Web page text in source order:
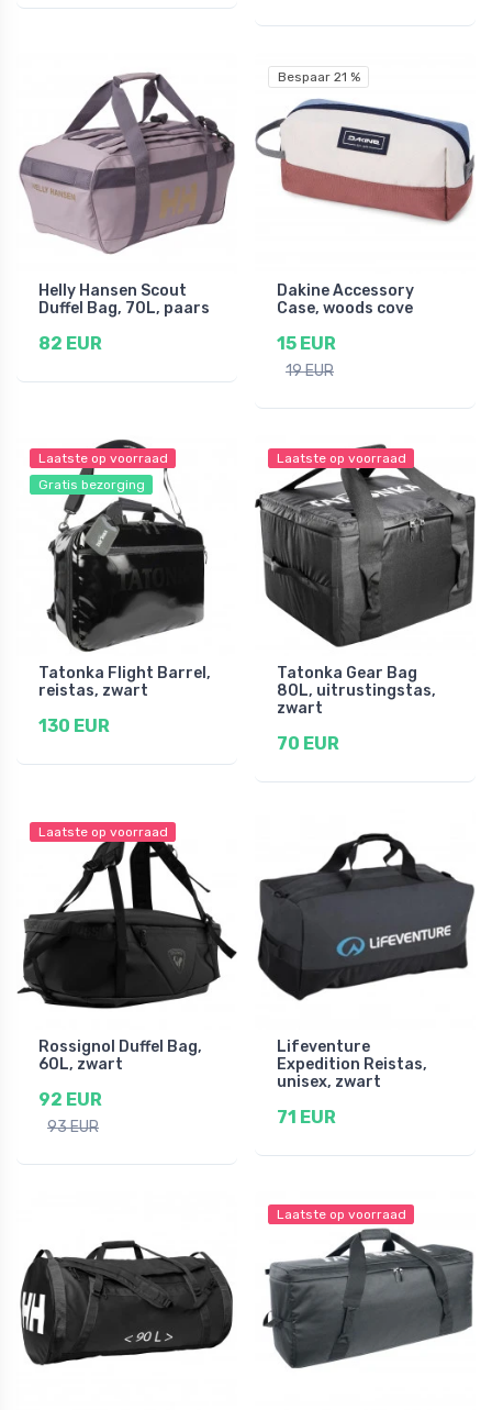
Helly Hansen Scout
Duffel Bag, 70L, paars
82 EUR
Bespaar 21 %
Dakine Accessory
Case, woods cove
15 EUR
19 EUR
Laatste op voorraad
Gratis bezorging
Tatonka Flight Barrel,
reistas, zwart
130 EUR
Laatste op voorraad
Tatonka Gear Bag
80L, uitrustingstas,
zwart
70 EUR
Laatste op voorraad
Rossignol Duffel Bag,
60L, zwart
92 EUR
93 EUR
Lifeventure
Expedition Reistas,
unisex, zwart
71 EUR
Laatste op voorraad